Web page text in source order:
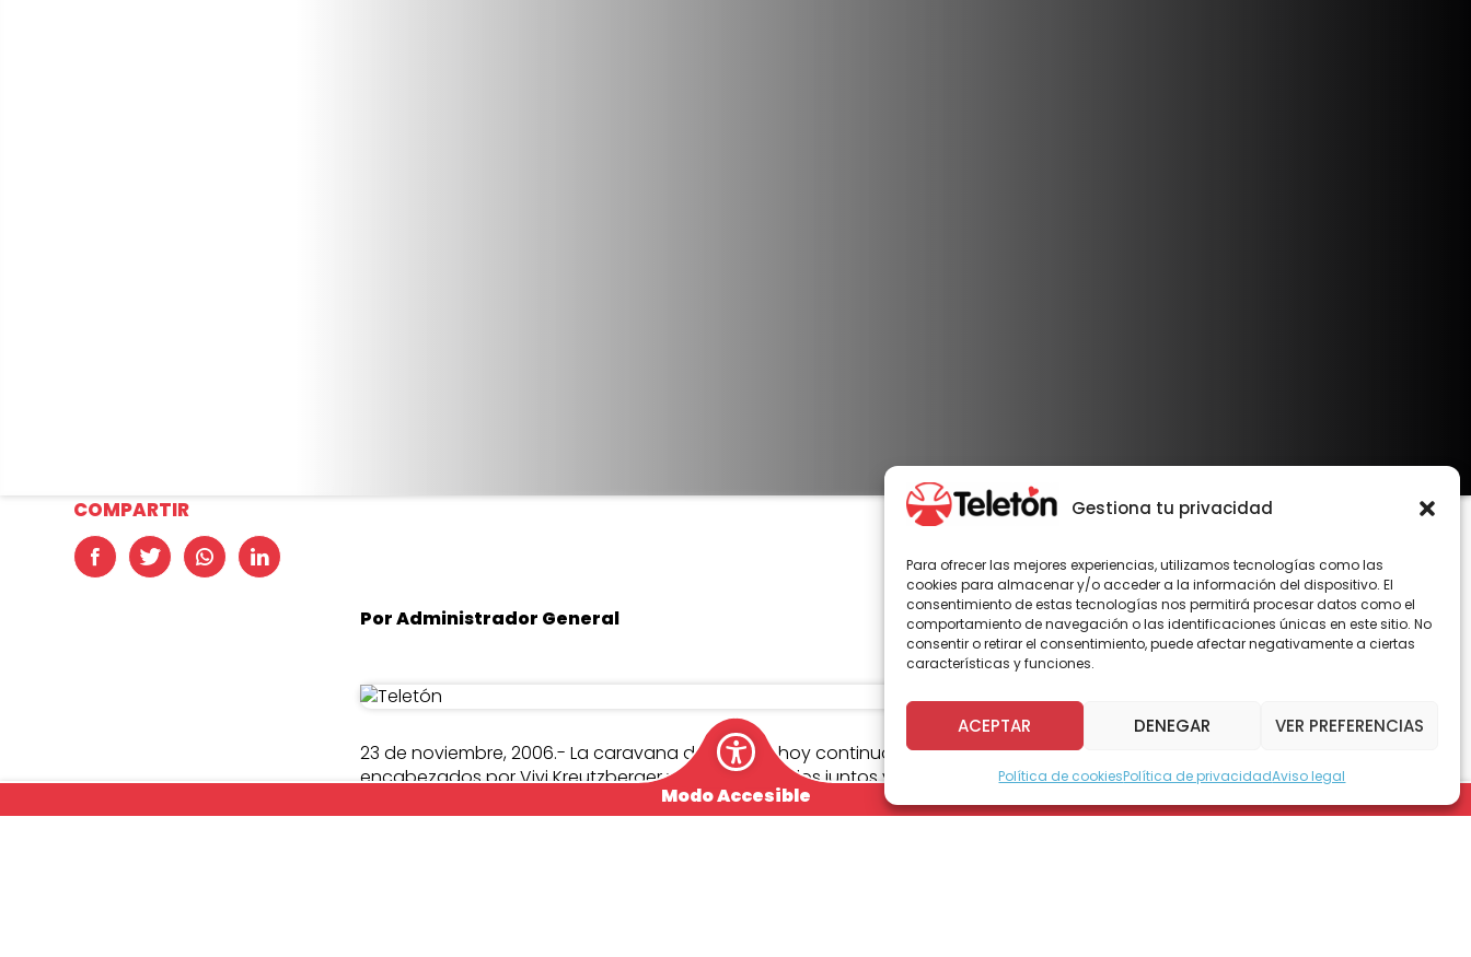
Gestiona tu privacidad
Para ofrecer las mejores experiencias, utilizamos tecnologías como las
cookies para almacenar y/o acceder a la información del dispositivo. El
consentimiento de estas tecnologías nos permitirá procesar datos como el
comportamiento de navegación o las identificaciones únicas en este sitio. No
consentir o retirar el consentimiento, puede afectar negativamente a ciertas
características y funciones.
ACEPTAR DENEGAR VER PREFERENCIAS
Política de cookiesPolítica de privacidadAviso legal
COMPARTIR
Por Administrador General
23 de noviembre, 2006.- La caravana de artistas hoy continuó su recorrido motivacional por el sur del país,
encabezados por Vivi Kreutzberger y Ariel Jara. Todos juntos y llenos de energía en esta última etapa de la campaña,
atravesaron el trayecto desde Talca a Concepción.
Modo Accesible